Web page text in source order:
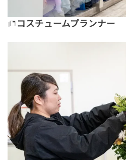
コスチュームプランナー